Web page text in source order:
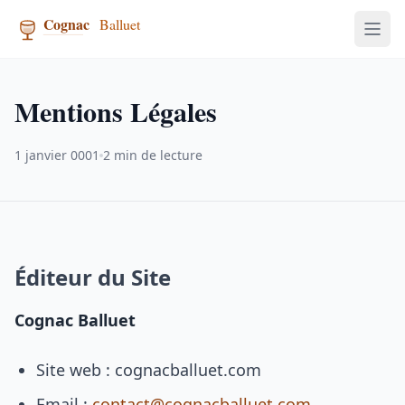
Mentions Légales
1 janvier 0001 2 min de lecture
Éditeur du Site
Cognac Balluet
Site web : cognacballuet.com